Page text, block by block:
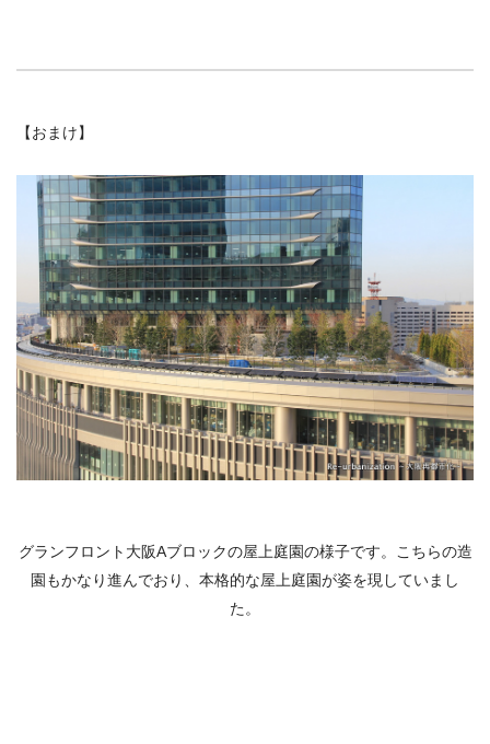
【おまけ】
グランフロント大阪Aブロックの屋上庭園の様子です。こちらの造
園もかなり進んでおり、本格的な屋上庭園が姿を現していまし
た。